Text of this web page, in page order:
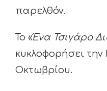
παρελθόν.
Το «Ένα Τσιγάρο
κυκλοφορήσει
Οκτωβρίου.